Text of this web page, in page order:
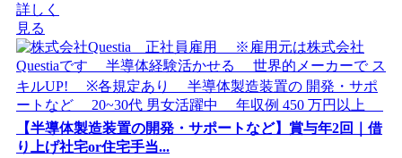
詳しく
見る
【半導体製造装置の開発・サポートなど】賞与年2回｜借
り上げ社宅or住宅手当...